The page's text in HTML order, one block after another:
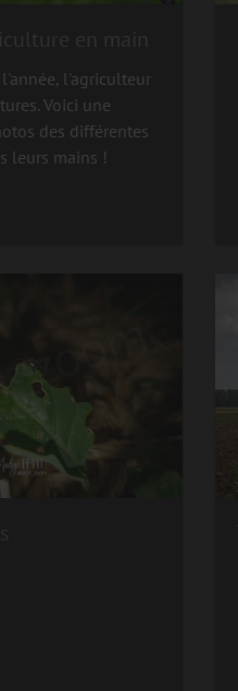
l'agriculteur
Voici une
des différentes
leurs mains !